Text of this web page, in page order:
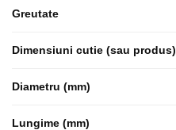
Greutate
Dimensiuni cutie (sau produs)
Diametru (mm)
Lungime (mm)